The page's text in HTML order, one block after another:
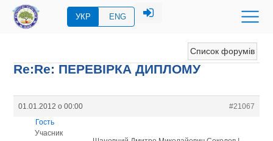
УКР ENG
Список форумів
Re:Re: ПЕРЕВIРКА ДИПЛОМУ
01.01.2012 о 00:00
#21067
Гость
Учасник